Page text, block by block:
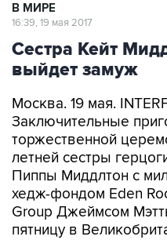
В МИРЕ
16:39, 19 мая 2017
Сестра Кейт
выйдет замуж
Москва. 19 мая.
Заключительные
торжественной
летней сестры
Пиппы Миддлтон с
хедж-фондом Eden
Group Джеймсом
пятницу в